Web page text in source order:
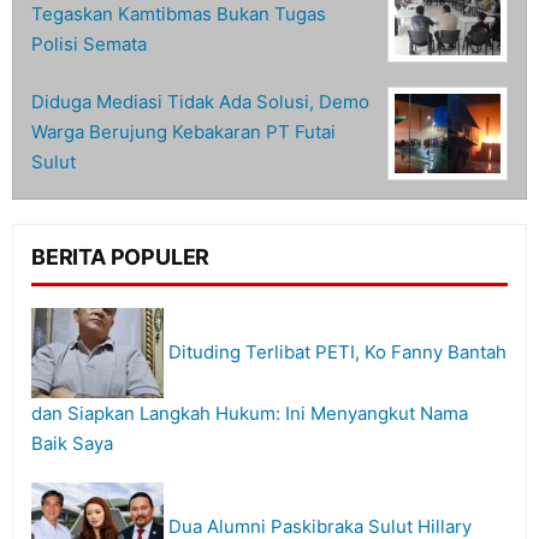
Tegaskan Kamtibmas Bukan Tugas
Polisi Semata
Diduga Mediasi Tidak Ada Solusi, Demo
Warga Berujung Kebakaran PT Futai
Sulut
BERITA POPULER
Dituding Terlibat PETI, Ko Fanny Bantah
dan Siapkan Langkah Hukum: Ini Menyangkut Nama
Baik Saya
Dua Alumni Paskibraka Sulut Hillary